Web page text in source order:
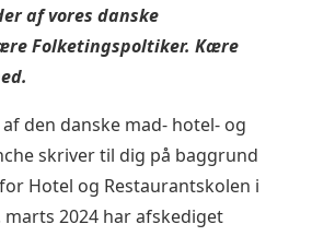
af vores danske
Folketingspoltiker. Kære
den danske mad- hotel- og
skriver til dig på baggrund
Hotel og Restaurantskolen i
marts 2024 har afskediget